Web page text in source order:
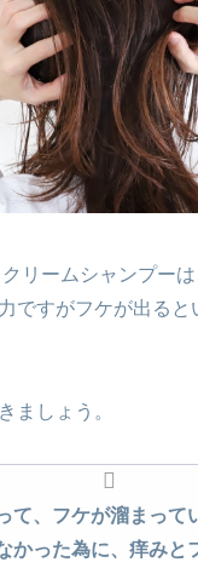
リームシャンプー
ですがフケが出ると
ましょう。
て、フケが溜まって
かった為に、痒みと